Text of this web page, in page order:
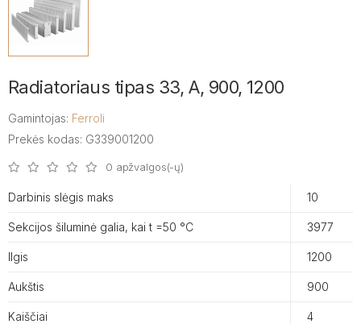
Radiatoriaus tipas 33, A, 900, 1200
Gamintojas: Ferroli
Prekės kodas: G339001200
0 apžvalgos(-ų)
Darbinis slėgis maks 10
Sekcijos šiluminė galia, kai t =50 °C 3977
Ilgis 1200
Aukštis 900
Kaiščiai 4